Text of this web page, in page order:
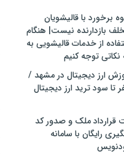
برخورد با قالیشویان
بازدارنده نیست| هنگام
از خدمات قالیشویی به
توجه کنیم
ارز دیجیتال در مشهد /
تا سود ترید ارز دیجیتال
قرارداد ملک و صدور کد
رایگان با سامانه